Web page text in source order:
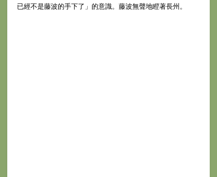
已經不是藤波的手下了」的意識。藤波無聲地瞪著長州。